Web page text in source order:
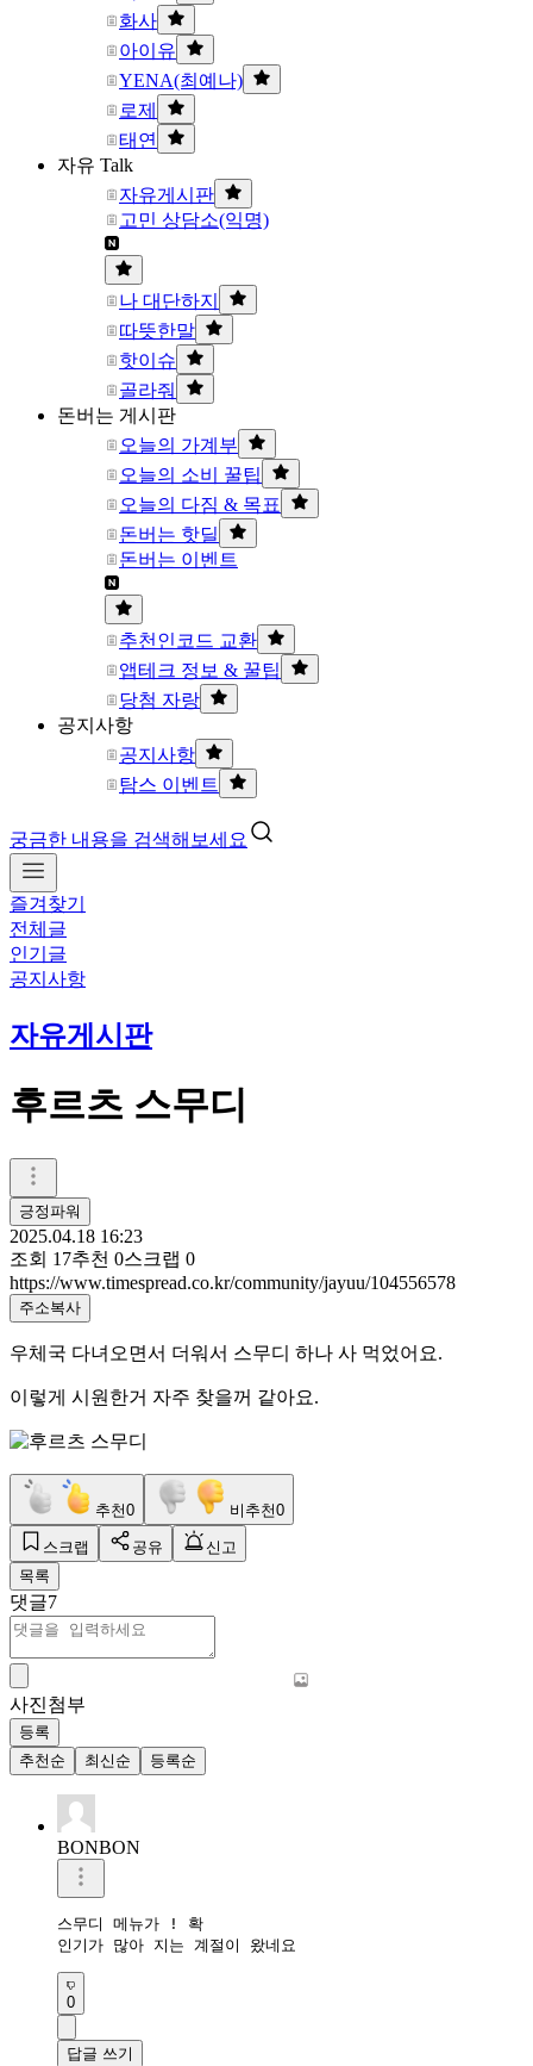
화사
아이유
YENA(최예나)
로제
태연
자유 Talk
자유게시판
고민 상담소(익명)
나 대단하지
따뜻한말
핫이슈
골라줘
돈버는 게시판
오늘의 가계부
오늘의 소비 꿀팁
오늘의 다짐 & 목표
돈버는 핫딜
돈버는 이벤트
추천인코드 교환
앱테크 정보 & 꿀팁
당첨 자랑
공지사항
공지사항
탐스 이벤트
궁금한 내용을 검색해보세요
즐겨찾기
전체글
인기글
공지사항
자유게시판
후르츠 스무디
긍정파워
2025.04.18 16:23
조회 17추천 0스크랩 0
https://www.timespread.co.kr/community/jayuu/104556578
주소복사
우체국 다녀오면서 더워서 스무디 하나 사 먹었어요.
이렇게 시원한거 자주 찾을꺼 같아요.
추천0 비추천0
스크랩 공유
신고
목록
댓글7
사진첨부
등록
추천순
최신순 등록순
BONBON
스무디 메뉴가 ! 확
인기가 많아 지는 계절이 왔네요
0
답글 쓰기